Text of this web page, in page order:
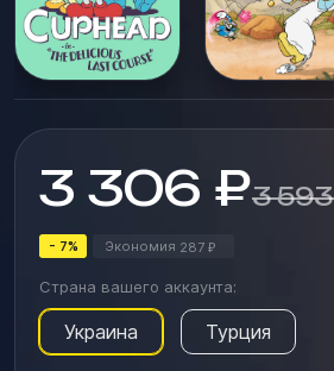
3 306 ₽3 593
- 7% Экономия 287 ₽
Страна вашего аккаунта:
Украина Турция